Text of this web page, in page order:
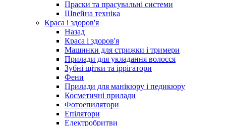
Праски та прасувальні системи
Швейна техніка
Краса і здоров'я
Назад
Краса і здоров'я
Машинки для стрижки і тримери
Прилади для укладання волосся
Зубні щітки та іррігатори
Фени
Прилади для манікюру і педикюру
Косметичні прилади
Фотоепилятори
Епілятори
Електробритви